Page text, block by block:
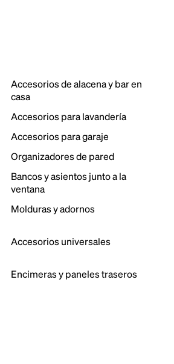
Accesorios de alacena y bar en
casa
Accesorios para lavandería
Accesorios para garaje
Organizadores de pared
Bancos y asientos junto a la
ventana
Molduras y adornos
Accesorios universales
Encimeras y paneles traseros